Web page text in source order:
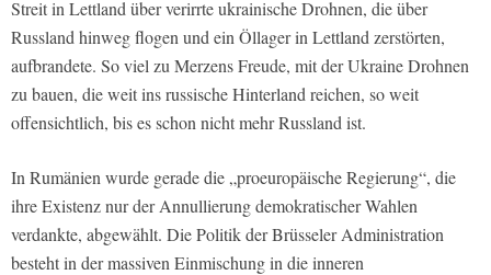
Streit in Lettland über verirrte ukrainische Drohnen, die über
Russland hinweg flogen und ein Öllager in Lettland zerstörten,
aufbrandete. So viel zu Merzens Freude, mit der Ukraine Drohnen
zu bauen, die weit ins russische Hinterland reichen, so weit
offensichtlich, bis es schon nicht mehr Russland ist.
In Rumänien wurde gerade die „proeuropäische Regierung“, die
ihre Existenz nur der Annullierung demokratischer Wahlen
verdankte, abgewählt. Die Politik der Brüsseler Administration
besteht in der massiven Einmischung in die inneren